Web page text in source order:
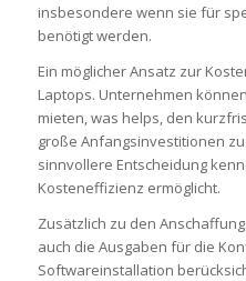
insbesondere wenn sie für
benötigt werden.
Ein möglicher Ansatz zur
Laptops. Unternehmen
mieten, was helps, den
große Anfangsinvestitionen
sinnvollere Entscheidung
Kosteneffizienz ermöglicht.
Zusätzlich zu den
auch die Ausgaben für die
Softwareinstallation